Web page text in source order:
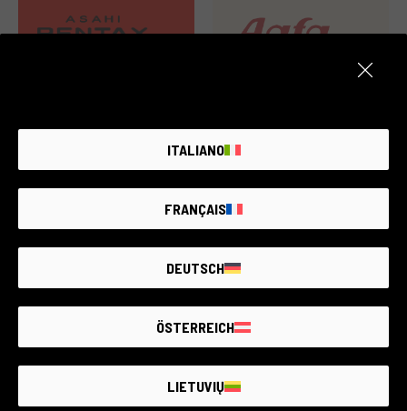
1 products
56 products
ITALIANO
FRANÇAIS
DEUTSCH
ÖSTERREICH
LIETUVIŲ